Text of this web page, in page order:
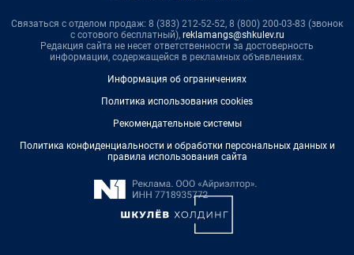
Связаться с отделом продаж: 8 (383) 212-52-52, 8 (800) 200-03-83 (звонок
с сотового бесплатный), reklamangs@shkulev.ru
Редакция сайта не несет ответственности за достоверность
информации, содержащейся в рекламных объявлениях.
Информация об ограничениях
Политика использования cookies
Рекомендательные системы
Политика конфиденциальности и обработки персональных данных и
правила использования сайта